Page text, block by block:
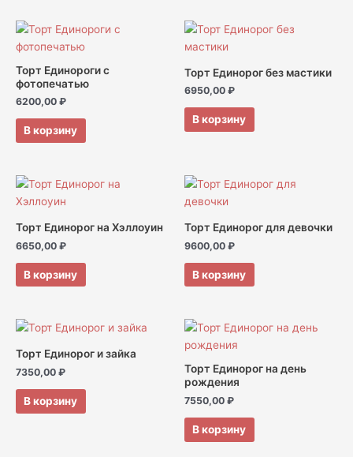
Торт Единороги с
фотопечатью
6200,00 ₽
В корзину
Торт Единорог без мастики
6950,00 ₽
В корзину
Торт Единорог на Хэллоуин
6650,00 ₽
В корзину
Торт Единорог для девочки
9600,00 ₽
В корзину
Торт Единорог и зайка
7350,00 ₽
В корзину
Торт Единорог на день
рождения
7550,00 ₽
В корзину